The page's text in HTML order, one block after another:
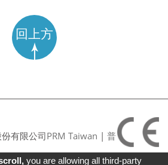
回上方
有限公司PRM Taiwan | 普
you are allowing all third-party